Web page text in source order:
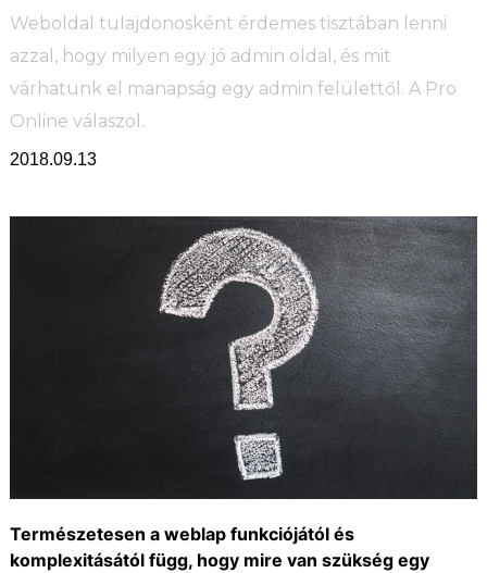
Weboldal tulajdonosként érdemes tisztában lenni
azzal, hogy milyen egy jó admin oldal, és mit
várhatunk el manapság egy admin felülettől. A Pro
Online válaszol.
2018.09.13
Természetesen a weblap funkciójától és
komplexitásától függ, hogy mire van szükség egy